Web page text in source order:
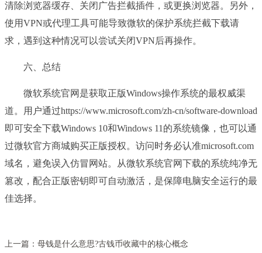
清除浏览器缓存、关闭广告拦截插件，或更换浏览器。另外，
使用VPN或代理工具可能导致微软的保护系统拦截下载请
求，遇到这种情况可以尝试关闭VPN后再操作。
六、总结
微软系统官网是获取正版Windows操作系统的最权威渠
道。用户通过https://www.microsoft.com/zh-cn/software-download
即可安全下载Windows 10和Windows 11的系统镜像，也可以通
过微软官方商城购买正版授权。访问时务必认准microsoft.com
域名，避免误入仿冒网站。从微软系统官网下载的系统纯净无
篡改，配合正版密钥即可自动激活，是保障电脑安全运行的最
佳选择。
上一篇： 母钱是什么意思?古钱币收藏中的核心概念